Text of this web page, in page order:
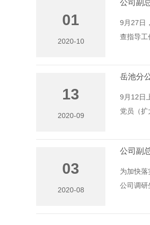
01
2020-10
公司副
9月27日
查指导工
13
2020-09
岳池分
9月12日
党员（扩
03
2020-08
公司副
为加快
公司调研